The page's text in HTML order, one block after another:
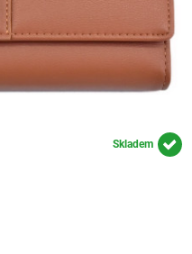
Skladem